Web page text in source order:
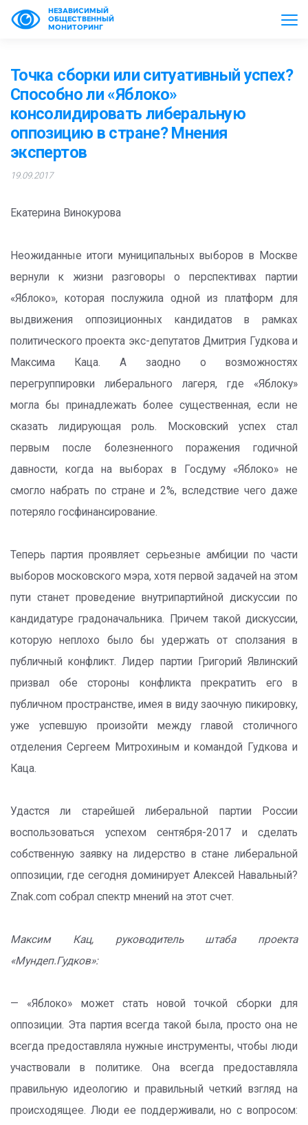
НЕЗАВИСИМЫЙ
ОБЩЕСТВЕННЫЙ
МОНИТОРИНГ
Точка сборки или ситуативный успех?
Способно ли «Яблоко»
консолидировать либеральную
оппозицию в стране? Мнения
экспертов
19.09.2017
Екатерина Винокурова
Неожиданные итоги муниципальных выборов в Москве
вернули к жизни разговоры о перспективах партии
«Яблоко», которая послужила одной из платформ для
выдвижения оппозиционных кандидатов в рамках
политического проекта экс-депутатов Дмитрия Гудкова и
Максима Каца. А заодно о возможностях
перегруппировки либерального лагеря, где «Яблоку»
могла бы принадлежать более существенная, если не
сказать лидирующая роль. Московский успех стал
первым после болезненного поражения годичной
давности, когда на выборах в Госдуму «Яблоко» не
смогло набрать по стране и 2%, вследствие чего даже
потеряло госфинансирование.
Теперь партия проявляет серьезные амбиции по части
выборов московского мэра, хотя первой задачей на этом
пути станет проведение внутрипартийной дискуссии по
кандидатуре градоначальника. Причем такой дискуссии,
которую неплохо было бы удержать от сползания в
публичный конфликт. Лидер партии Григорий Явлинский
призвал обе стороны конфликта прекратить его в
публичном пространстве, имея в виду заочную пикировку,
уже успевшую произойти между главой столичного
отделения Сергеем Митрохиным и командой Гудкова и
Каца.
Удастся ли старейшей либеральной партии России
воспользоваться успехом сентября-2017 и сделать
собственную заявку на лидерство в стане либеральной
оппозиции, где сегодня доминирует Алексей Навальный?
Znak.com собрал спектр мнений на этот счет.
Максим Кац, руководитель штаба проекта
«Мундеп.Гудков»:
— «Яблоко» может стать новой точкой сборки для
оппозиции. Эта партия всегда такой была, просто она не
всегда предоставляла нужные инструменты, чтобы люди
участвовали в политике. Она всегда предоставляла
правильную идеологию и правильный четкий взгляд на
происходящее. Люди ее поддерживали, но с вопросом: